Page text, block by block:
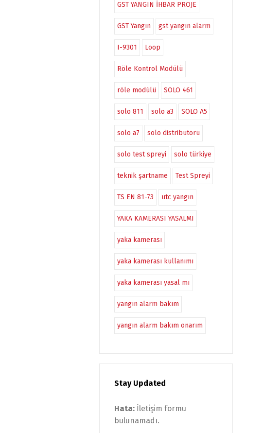
GST YANGIN İHBAR PROJE
GST Yangın gst yangın alarm
I-9301 Loop
Röle Kontrol Modülü
röle modülü SOLO 461
solo 811 solo a3 SOLO A5
solo a7 solo distributörü
solo test spreyi solo türkiye
teknik şartname Test Spreyi
TS EN 81-73 utc yangın
YAKA KAMERASI YASALMI
yaka kamerası
yaka kamerası kullanımı
yaka kamerası yasal mı
yangın alarm bakım
yangın alarm bakım onarım
Stay Updated
Hata: İletişim formu
bulunamadı.